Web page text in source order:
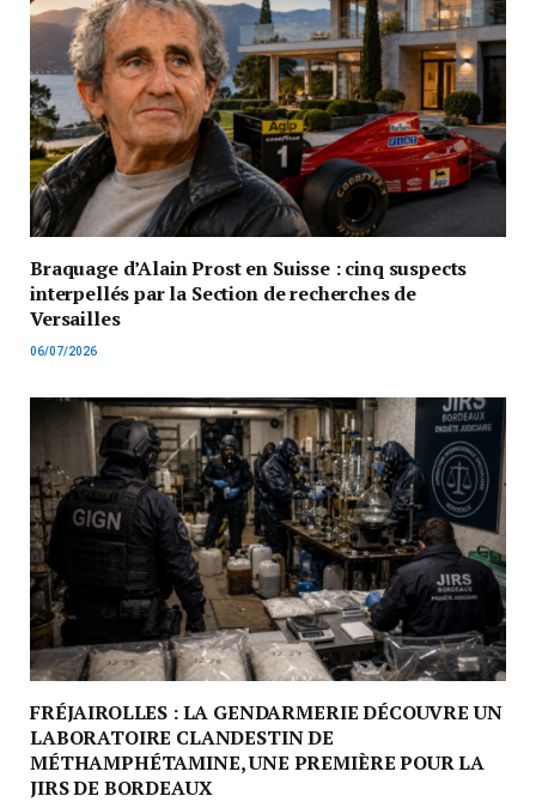
Braquage d’Alain Prost en Suisse : cinq suspects
interpellés par la Section de recherches de
Versailles
06/07/2026
FRÉJAIROLLES : LA GENDARMERIE DÉCOUVRE UN
LABORATOIRE CLANDESTIN DE
MÉTHAMPHÉTAMINE, UNE PREMIÈRE POUR LA
JIRS DE BORDEAUX